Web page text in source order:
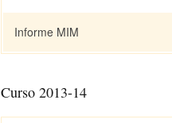
Informe MIM
Curso 2013-14